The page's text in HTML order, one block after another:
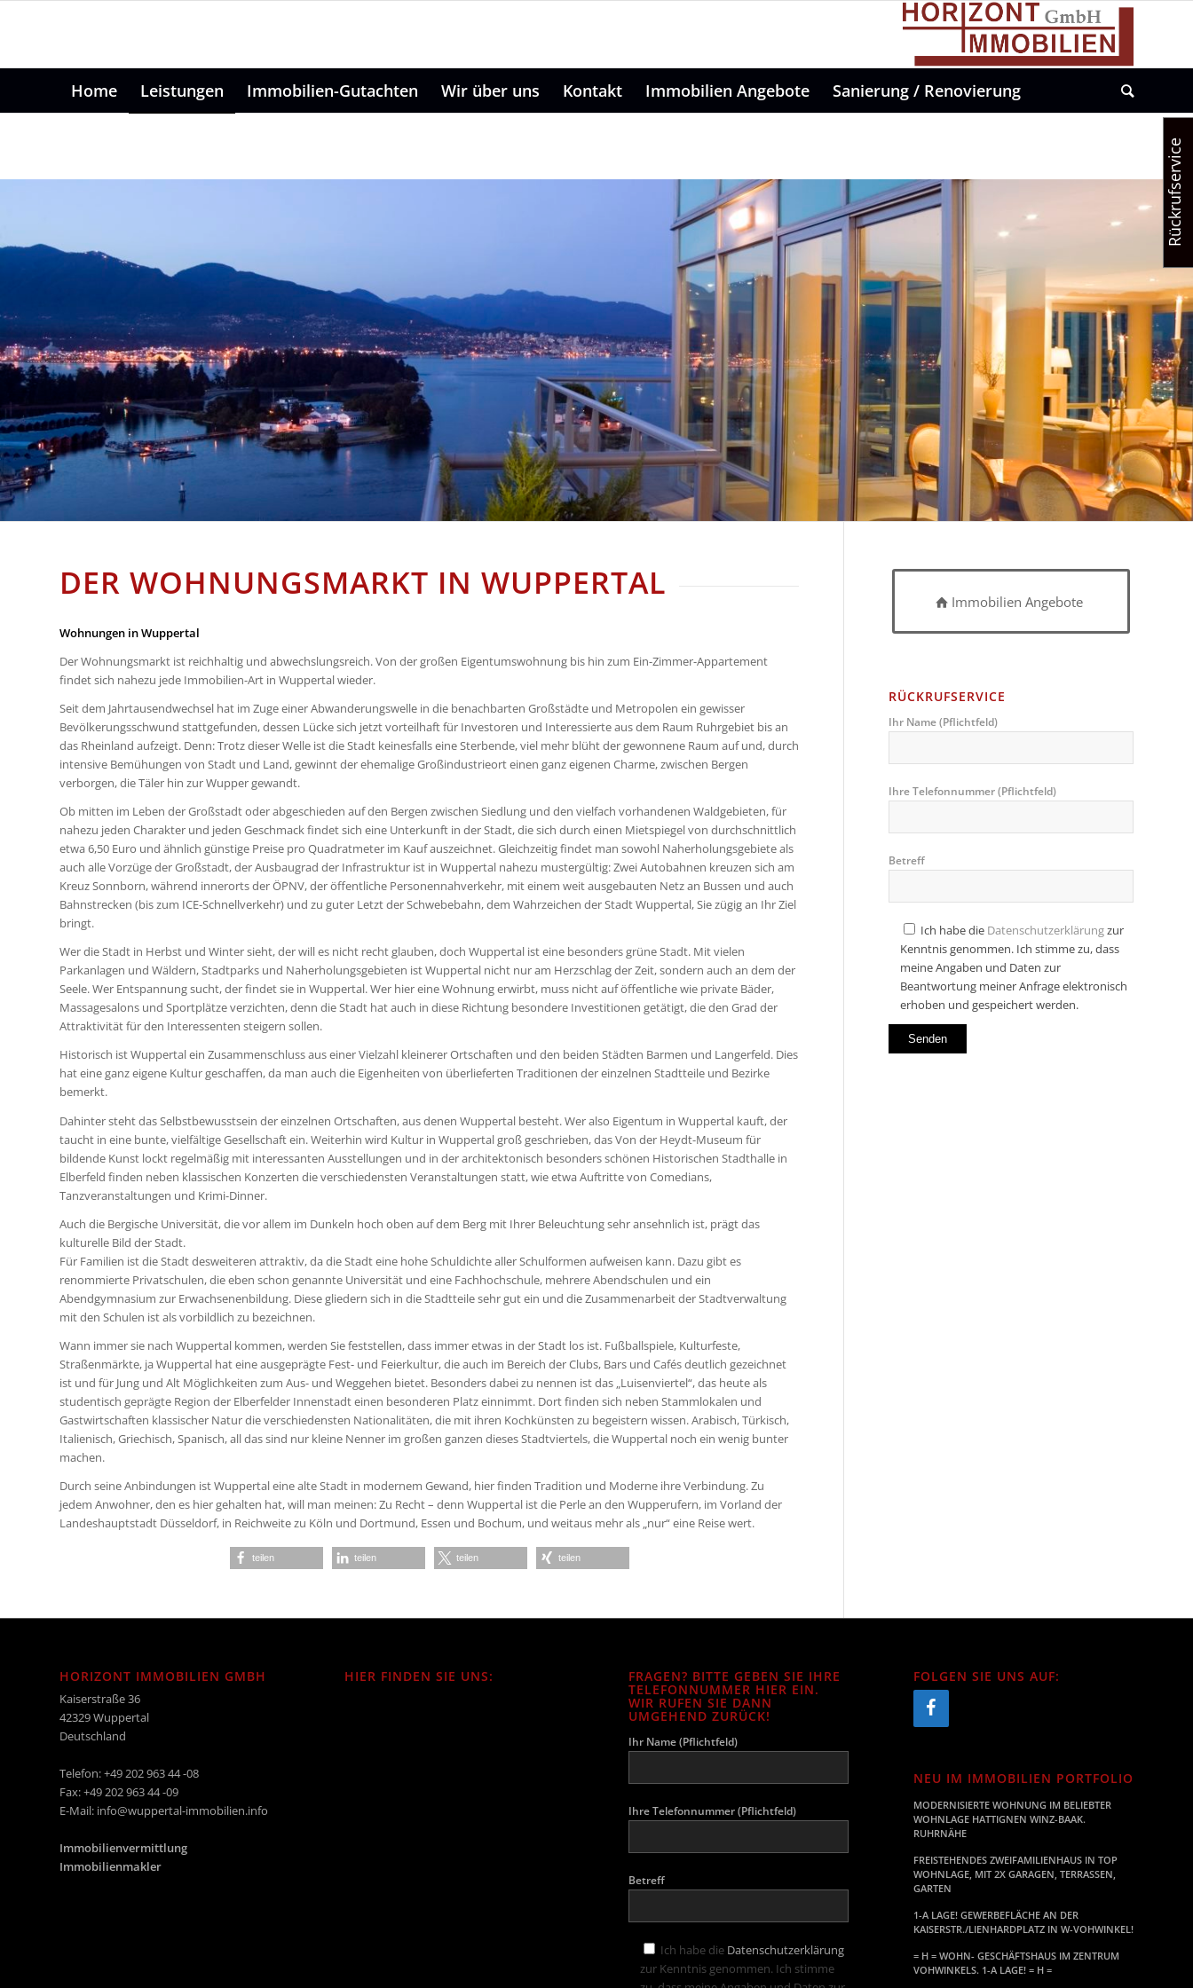
Home Leistungen Immobilien-Gutachten Wir über uns Kontakt Immobilien Angebote Sanierung / Renovierung
DER WOHNUNGSMARKT IN WUPPERTAL
Wohnungen in Wuppertal
Der Wohnungsmarkt ist reichhaltig und abwechslungsreich. Von der großen Eigentumswohnung bis hin zum Ein-Zimmer-Appartement
findet sich nahezu jede Immobilien-Art in Wuppertal wieder.
Seit dem Jahrtausendwechsel hat im Zuge einer Abwanderungswelle in die benachbarten Großstädte und Metropolen ein gewisser
Bevölkerungsschwund stattgefunden, dessen Lücke sich jetzt vorteilhaft für Investoren und Interessierte aus dem Raum Ruhrgebiet bis an
das Rheinland aufzeigt. Denn: Trotz dieser Welle ist die Stadt keinesfalls eine Sterbende, viel mehr blüht der gewonnene Raum auf und, durch
intensive Bemühungen von Stadt und Land, gewinnt der ehemalige Großindustrieort einen ganz eigenen Charme, zwischen Bergen
verborgen, die Täler hin zur Wupper gewandt.
Ob mitten im Leben der Großstadt oder abgeschieden auf den Bergen zwischen Siedlung und den vielfach vorhandenen Waldgebieten, für
nahezu jeden Charakter und jeden Geschmack findet sich eine Unterkunft in der Stadt, die sich durch einen Mietspiegel von durchschnittlich
etwa 6,50 Euro und ähnlich günstige Preise pro Quadratmeter im Kauf auszeichnet. Gleichzeitig findet man sowohl Naherholungsgebiete als
auch alle Vorzüge der Großstadt, der Ausbaugrad der Infrastruktur ist in Wuppertal nahezu mustergültig: Zwei Autobahnen kreuzen sich am
Kreuz Sonnborn, während innerorts der ÖPNV, der öffentliche Personennahverkehr, mit einem weit ausgebauten Netz an Bussen und auch
Bahnstrecken (bis zum ICE-Schnellverkehr) und zu guter Letzt der Schwebebahn, dem Wahrzeichen der Stadt Wuppertal, Sie zügig an Ihr Ziel
bringt.
Wer die Stadt in Herbst und Winter sieht, der will es nicht recht glauben, doch Wuppertal ist eine besonders grüne Stadt. Mit vielen
Parkanlagen und Wäldern, Stadtparks und Naherholungsgebieten ist Wuppertal nicht nur am Herzschlag der Zeit, sondern auch an dem der
Seele. Wer Entspannung sucht, der findet sie in Wuppertal. Wer hier eine Wohnung erwirbt, muss nicht auf öffentliche wie private Bäder,
Massagesalons und Sportplätze verzichten, denn die Stadt hat auch in diese Richtung besondere Investitionen getätigt, die den Grad der
Attraktivität für den Interessenten steigern sollen.
Historisch ist Wuppertal ein Zusammenschluss aus einer Vielzahl kleinerer Ortschaften und den beiden Städten Barmen und Langerfeld. Dies
hat eine ganz eigene Kultur geschaffen, da man auch die Eigenheiten von überlieferten Traditionen der einzelnen Stadtteile und Bezirke
bemerkt.
Dahinter steht das Selbstbewusstsein der einzelnen Ortschaften, aus denen Wuppertal besteht. Wer also Eigentum in Wuppertal kauft, der
taucht in eine bunte, vielfältige Gesellschaft ein. Weiterhin wird Kultur in Wuppertal groß geschrieben, das Von der Heydt-Museum für
bildende Kunst lockt regelmäßig mit interessanten Ausstellungen und in der architektonisch besonders schönen Historischen Stadthalle in
Elberfeld finden neben klassischen Konzerten die verschiedensten Veranstaltungen statt, wie etwa Auftritte von Comedians,
Tanzveranstaltungen und Krimi-Dinner.
Auch die Bergische Universität, die vor allem im Dunkeln hoch oben auf dem Berg mit Ihrer Beleuchtung sehr ansehnlich ist, prägt das
kulturelle Bild der Stadt.
Für Familien ist die Stadt desweiteren attraktiv, da die Stadt eine hohe Schuldichte aller Schulformen aufweisen kann. Dazu gibt es
renommierte Privatschulen, die eben schon genannte Universität und eine Fachhochschule, mehrere Abendschulen und ein
Abendgymnasium zur Erwachsenenbildung. Diese gliedern sich in die Stadtteile sehr gut ein und die Zusammenarbeit der Stadtverwaltung
mit den Schulen ist als vorbildlich zu bezeichnen.
Wann immer sie nach Wuppertal kommen, werden Sie feststellen, dass immer etwas in der Stadt los ist. Fußballspiele, Kulturfeste,
Straßenmärkte, ja Wuppertal hat eine ausgeprägte Fest- und Feierkultur, die auch im Bereich der Clubs, Bars und Cafés deutlich gezeichnet
ist und für Jung und Alt Möglichkeiten zum Aus- und Weggehen bietet. Besonders dabei zu nennen ist das „Luisenviertel“, das heute als
studentisch geprägte Region der Elberfelder Innenstadt einen besonderen Platz einnimmt. Dort finden sich neben Stammlokalen und
Gastwirtschaften klassischer Natur die verschiedensten Nationalitäten, die mit ihren Kochkünsten zu begeistern wissen. Arabisch, Türkisch,
Italienisch, Griechisch, Spanisch, all das sind nur kleine Nenner im großen ganzen dieses Stadtviertels, die Wuppertal noch ein wenig bunter
machen.
Durch seine Anbindungen ist Wuppertal eine alte Stadt in modernem Gewand, hier finden Tradition und Moderne ihre Verbindung. Zu
jedem Anwohner, den es hier gehalten hat, will man meinen: Zu Recht – denn Wuppertal ist die Perle an den Wupperufern, im Vorland der
Landeshauptstadt Düsseldorf, in Reichweite zu Köln und Dortmund, Essen und Bochum, und weitaus mehr als „nur“ eine Reise wert.
teilen teilen teilen teilen
Immobilien Angebote
RÜCKRUFSERVICE
Ihr Name (Pflichtfeld)
Ihre Telefonnummer (Pflichtfeld)
Betreff
Ich habe die Datenschutzerklärungzur
Kenntnis genommen. Ich stimme zu, dass
meine Angaben und Daten zur
Beantwortung meiner Anfrage elektronisch
erhoben und gespeichert werden.
HORIZONT IMMOBILIEN GMBH
Kaiserstraße 36
42329 Wuppertal
Deutschland
Telefon: +49 202 963 44 -08
Fax: +49 202 963 44 -09
E-Mail: info@wuppertal-immobilien.info
Immobilienvermittlung
Immobilienmakler
HIER FINDEN SIE UNS: FRAGEN? BITTE GEBEN SIE IHRE
TELEFONNUMMER HIER EIN.
WIR RUFEN SIE DANN
UMGEHEND ZURÜCK!
Ihr Name (Pflichtfeld)
Ihre Telefonnummer (Pflichtfeld)
Betreff
Ich habe die Datenschutzerklärung
zur Kenntnis genommen. Ich stimme
FOLGEN SIE UNS AUF:
NEU IM IMMOBILIEN PORTFOLIO
MODERNISIERTE WOHNUNG IM BELIEBTER
WOHNLAGE HATTIGNEN WINZ-BAAK.
RUHRNÄHE
FREISTEHENDES ZWEIFAMILIENHAUS IN TOP
WOHNLAGE, MIT 2X GARAGEN, TERRASSEN,
GARTEN
1-A LAGE! GEWERBEFLÄCHE AN DER
KAISERSTR./LIENHARDPLATZ IN W-VOHWINKEL!
= H = WOHN- GESCHÄFTSHAUS IM ZENTRUM
VOHWINKELS. 1-A LAGE! = H =
Rückrufservice